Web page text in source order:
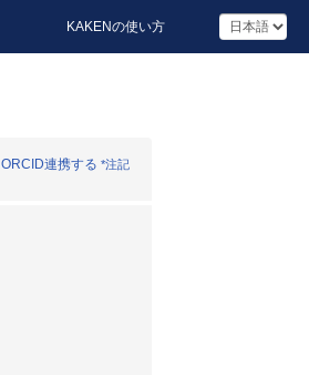
KAKENの使い方
ORCID連携する *注記